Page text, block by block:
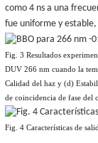
como 4 ns a una
fue uniforme y
Fig. 3 Resultados
DUV 266 nm cuando la
Calidad del haz y (d)
de coincidencia de fase del
Fig. 4 Características de